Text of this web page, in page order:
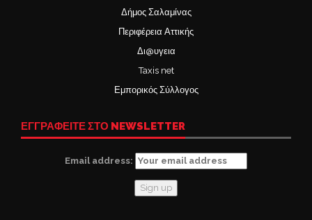
Δήμος Σαλαμίνας
Περιφέρεια Αττικής
Δι@υγεια
Taxis net
Εμπορικός Σύλλογος
ΕΓΓΡΑΦΕΙΤΕ ΣΤΟ NEWSLETTER
Email address: